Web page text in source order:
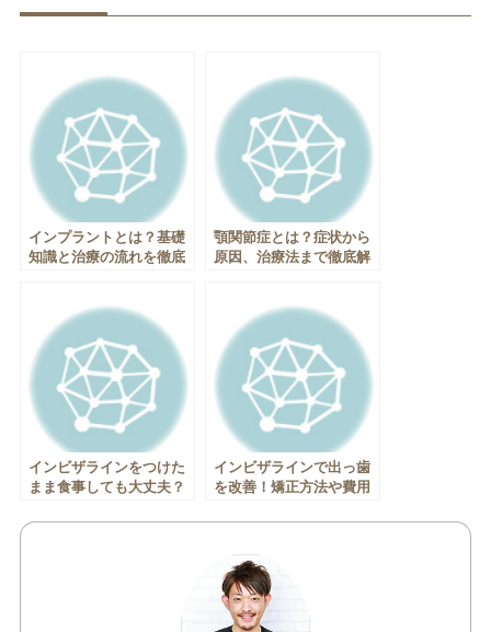
インプラントとは？基礎
知識と治療の流れを徹底
顎関節症とは？症状から
原因、治療法まで徹底解
インビザラインをつけた
まま食事しても大丈夫？
インビザラインで出っ歯
を改善！矯正方法や費用